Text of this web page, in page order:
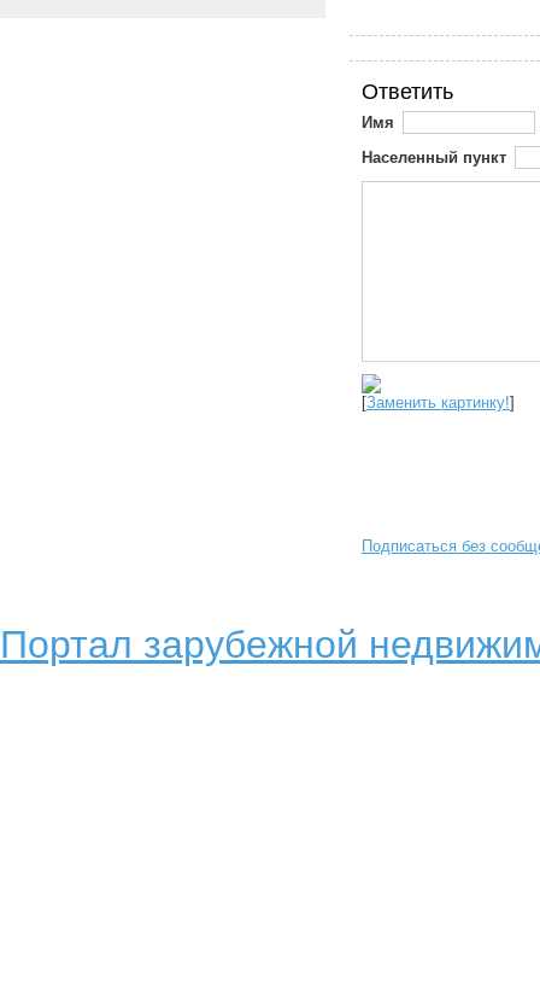
Ответить
Имя
Населенный пункт
[Заменить картинку!]
Подписаться без
Портал зарубежной